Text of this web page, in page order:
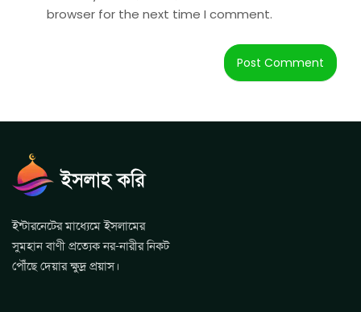
browser for the next time I comment.
ইন্টারনেটের মাধ্যেমে ইসলামের
সুমহান বাণী প্রত্যেক নর-নারীর নিকট
পৌঁছে দেয়ার ক্ষুদ্র প্রয়াস।